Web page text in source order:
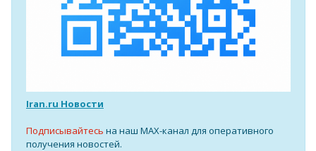
Iran.ru Новости
Подписывайтесь на наш MAX-канал для оперативного
получения новостей.